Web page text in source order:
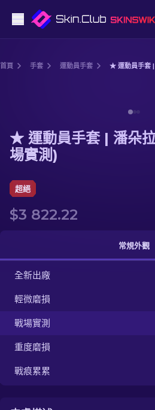
狙擊步槍
其他
首頁 手套 運動員手套 ★ 運動員手套 |
★ 運動員手套 | 潘朵
場實測)
超絕
$3 822.22
常規外觀
全新出廠
輕微磨損
戰場實測
重度磨損
戰痕累累